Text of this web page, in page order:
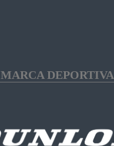
MARCA DEPORTIVA